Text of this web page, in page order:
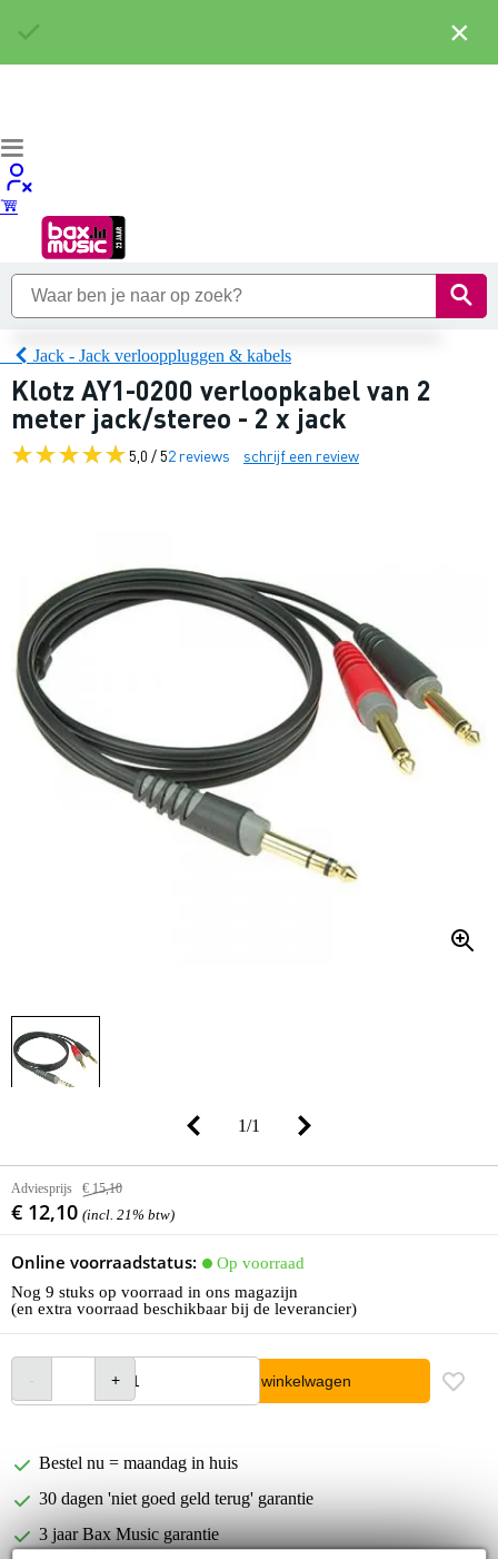
Jack - Jack verlooppluggen & kabels
Klotz AY1-0200 verloopkabel van 2
meter jack/stereo - 2 x jack
5,0 / 52 reviews schrijf een review
1/1
Adviesprijs € 15,10
€ 12,10 (incl. 21% btw)
Online voorraadstatus:
Op voorraad
Nog 9 stuks op voorraad in ons magazijn
(en extra voorraad beschikbaar bij de leverancier)
In winkelwagen
Bestel nu = maandag in huis
30 dagen 'niet goed geld terug' garantie
3 jaar Bax Music garantie
×